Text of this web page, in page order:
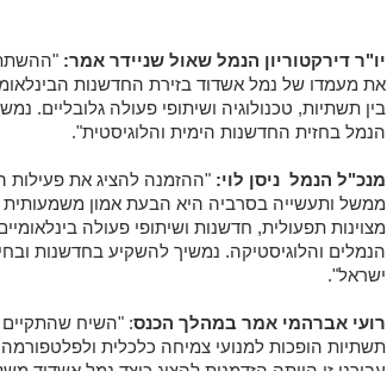
יו"ר דירקטוריון הנמל שאול שניידר אמר:
את מעמדו של נמל אשדוד בזירת החדשנות
בין תשתיות, טכנולוגיה ושיתופי פעולה גלובליים.
הנמל בחזית החדשנות הימית והלוגיסטית".
מנכ"ל הנמל ניסן לוי: "ההזמנה להציג את פעילות
ממשל ותעשייה בסרביה היא הבעת אמון משמעותית
מצוינות תפעולית, חדשנות ושיתופי פעולה
הנמלים והלוגיסטיקה. נמשיך להשקיע בחדשנות
ישראל".
רועי אברהמי אמר במהלך הכנס: "השיח שהתקיים
תשתיות הופכות למנועי צמיחה כלכלית ולפלטפורמה